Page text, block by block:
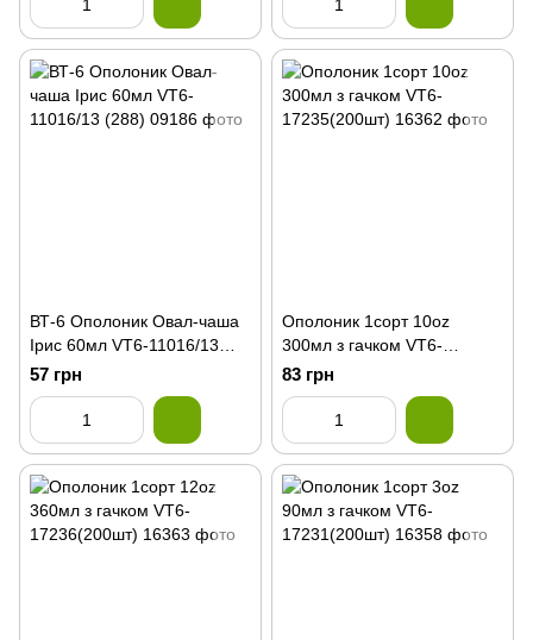
ВТ-6 Ополоник Овал-чаша
Ірис 60мл VT6-11016/13
(288)
57 грн
Ополоник 1сорт 10oz
300мл з гачком VT6-
17235(200шт)
83 грн